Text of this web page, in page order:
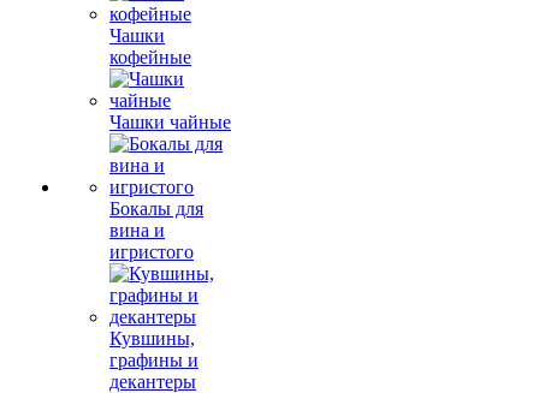
Чашки
кофейные
Чашки чайные
Бокалы для
вина и
игристого
Кувшины,
графины и
декантеры